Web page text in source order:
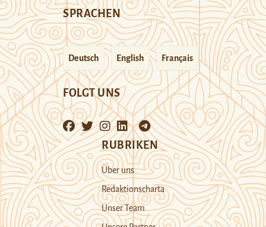
SPRACHEN
Deutsch English Français
FOLGT UNS
RUBRIKEN
Über uns
Redaktionscharta
Unser Team